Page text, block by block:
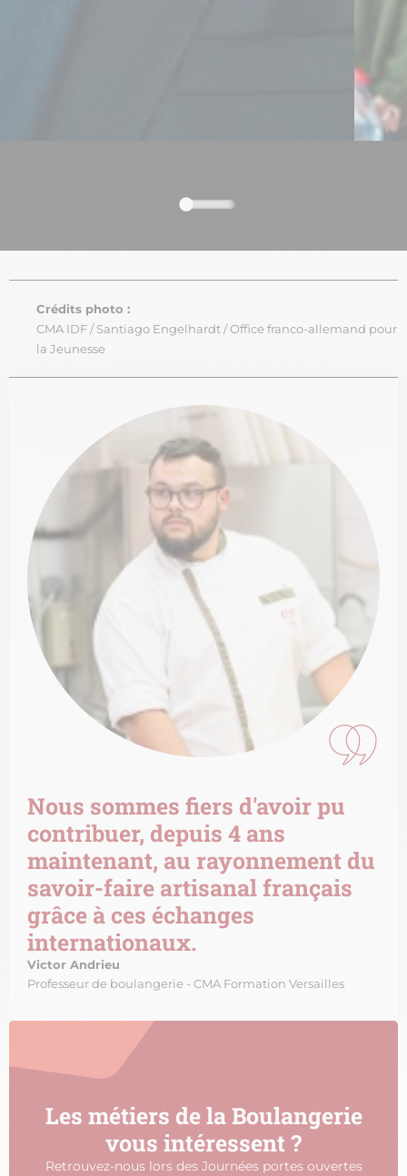
Crédits photo :
CMA IDF / Santiago Engelhardt / Office franco-allemand pour
la Jeunesse
Nous sommes fiers d'avoir pu
contribuer, depuis 4 ans
maintenant, au rayonnement du
savoir-faire artisanal français
grâce à ces échanges
internationaux.
Victor Andrieu
Professeur de boulangerie - CMA Formation Versailles
Les métiers de la Boulangerie
vous intéressent ?
Retrouvez-nous lors des Journées portes ouvertes